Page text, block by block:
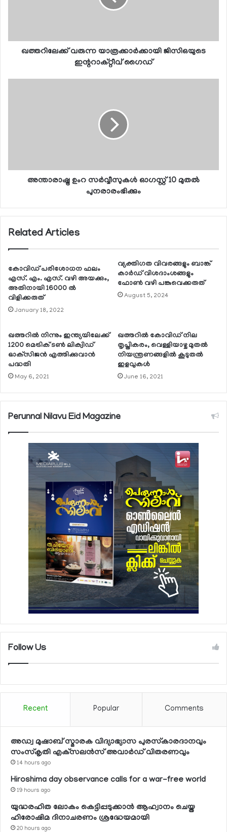
ഖത്തറിലേക്ക് വരുന്ന യാത്രക്കാര്‍ക്കായി ജിസിഒയുടെ
ഇന്ററാക്റ്റീവ് ഗൈഡ്
അന്താരാഷ്ട്ര ഉംറ സര്‍വ്വീസുകള്‍ ഓഗസ്റ്റ് 10 മുതല്‍
പുനരാരംഭിക്കും
Related Articles
കോവിഡ് പരിശോധന ഫലം
എസ്. എം. എസ്. വഴി അയക്കും,
അതിനായി 16000 ല്‍
വിളിക്കരുത്
January 18, 2022
വ്യക്തിഗത വിവരങ്ങളും ബാങ്ക്
കാര്‍ഡ് വിശദാംശങ്ങളും
ഫോണ്‍ വഴി പങ്കുവെക്കരുത്
August 5, 2024
ഖത്തറില്‍ നിന്നും ഇന്ത്യയിലേക്ക്
1200 മെട്രിക് ടണ്‍ ലിക്വിഡ്
ഓക്‌സിജന്‍ എത്തിക്കുവാന്‍
പദ്ധതി
May 6, 2021
ഖത്തറില്‍ കോവിഡ് നില
തൃപ്തികരം, വെള്ളിയാഴ്ച മുതല്‍
നിയന്ത്രണങ്ങളില്‍ കൂടുതല്‍
ഇളവുകള്‍
June 16, 2021
Perunnal Nilavu Eid Magazine
Follow Us
Recent Popular Comments
അഡ്വ മുഷാബ് സ്മാരക വിദ്യാഭ്യാസ പുരസ്‌കാരദാനവും
സംസ്‌കൃതി എക്‌സലന്‍സ് അവാര്‍ഡ് വിതരണവും
14 hours ago
Hiroshima day observance calls for a war-free world
19 hours ago
യുദ്ധരഹിത ലോകം കെട്ടിപ്പടുക്കാന്‍ ആഹ്വാനം ചെയ്ത
ഹിരോഷിമ ദിനാചരണം ശ്രദ്ധേയമായി
20 hours ago